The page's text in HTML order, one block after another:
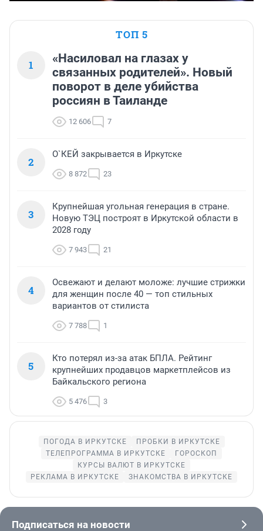
ТОП 5
1
«Насиловал на глазах у
связанных родителей». Новый
поворот в деле убийства
россиян в Таиланде
12 606 7
2
О`КЕЙ закрывается в Иркутске
8 872 23
3
Крупнейшая угольная генерация в стране.
Новую ТЭЦ построят в Иркутской области в
2028 году
7 943 21
4
Освежают и делают моложе: лучшие стрижки
для женщин после 40 — топ стильных
вариантов от стилиста
7 788 1
5
Кто потерял из-за атак БПЛА. Рейтинг
крупнейших продавцов маркетплейсов из
Байкальского региона
5 476 3
ПОГОДА В ИРКУТСКЕ
ПРОБКИ В ИРКУТСКЕ
ТЕЛЕПРОГРАММА В ИРКУТСКЕ
ГОРОСКОП
КУРСЫ ВАЛЮТ В ИРКУТСКЕ
РЕКЛАМА В ИРКУТСКЕ
ЗНАКОМСТВА В ИРКУТСКЕ
Подписаться на новости